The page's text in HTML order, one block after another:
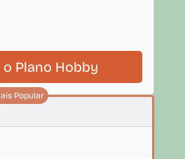
o Plano Hobby
Popular